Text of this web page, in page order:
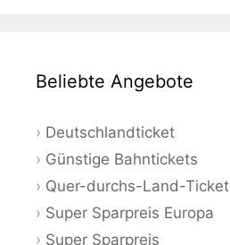
Beliebte Angebote
Deutschlandticket
Günstige Bahntickets
Quer-durchs-Land-Ticket
Super Sparpreis Europa
Super Sparpreis